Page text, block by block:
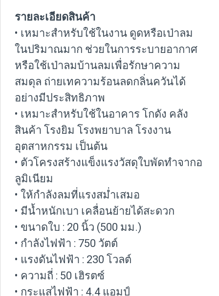
รายละเอียดสินค้า
• เหมาะสำหรับใช้ในงาน ดูดหรือเป่าลม
ในปริมาณมาก ช่วยในการระบายอากาศ
หรือใช้เป่าลมบ้านลมเพื่อรักษาความ
สมดุล ถ่ายเทความร้อนลดกลิ่นควันได้
อย่างมีประสิทธิภาพ
• เหมาะสำหรับใช้ในอาคาร โกดัง คลัง
สินค้า โรงยิม โรงพยาบาล โรงงาน
อุตสาหกรรม เป็นต้น
• ตัวโครงสร้างแข็งแรงวัสดุใบพัดทำจากอ
ลูมิเนียม
• ให้กำลังลมที่แรงสม่ำเสมอ
• มีน้ำหนักเบา เคลื่อนย้ายได้สะดวก
• ขนาดใบ : 20 นิ้ว (500 มม.)
• กำลังไฟฟ้า : 750 วัตต์
• แรงดันไฟฟ้า : 230 โวลต์
• ความถี่ : 50 เฮิรตซ์
• กระแสไฟฟ้า : 4.4 แอมป์